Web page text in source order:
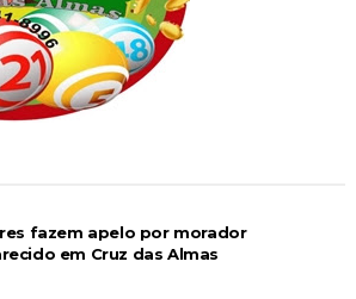
fazem apelo por morador
em Cruz das Almas